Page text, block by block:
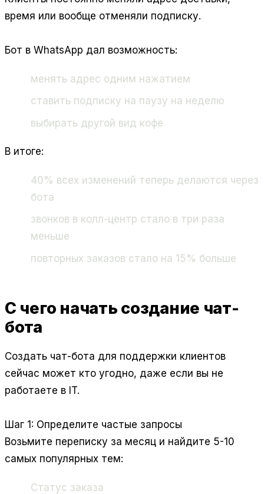
время или вообще отменяли подписку.
Бот в WhatsApp дал возможность:
менять адрес одним нажатием
ставить подписку на паузу на неделю
выбирать другой вид кофе
В итоге:
40% всех изменений теперь делаются через
бота
звонков в колл-центр стало в три раза
меньше
повторных заказов стало на 15% больше
С чего начать создание чат-
бота
Создать чат-бота для поддержки клиентов
сейчас может кто угодно, даже если вы не
работаете в IT.
Шаг 1: Определите частые запросы
Возьмите переписку за месяц и найдите 5-10
самых популярных тем:
Статус заказа